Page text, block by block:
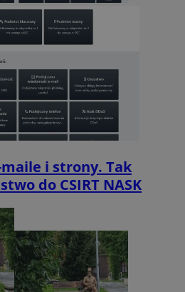
maile i strony. Tak
do CSIRT NASK